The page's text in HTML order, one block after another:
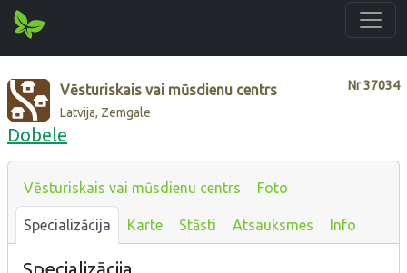
Nr37034
Vēsturiskais vai mūsdienu centrs
Latvija, Zemgale
Dobele
Vēsturiskais vai mūsdienu centrs Foto
Specializācija Karte Stāsti Atsauksmes Info
Specializācija